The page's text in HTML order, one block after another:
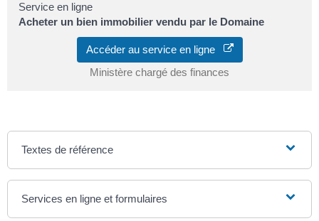
Service en ligne
Acheter un bien immobilier vendu par le Domaine
Accéder au service en ligne
Ministère chargé des finances
Textes de référence
Services en ligne et formulaires